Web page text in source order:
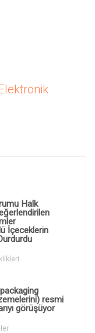
Halk
İçeceklerin
resmi
görüşüyor